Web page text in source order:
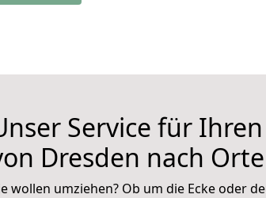
Service für
Dresden nach
wollen umziehen? Ob um die Ecke oder